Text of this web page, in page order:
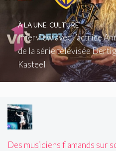
Interview avec l’actrice
de la série télévisée
Kasteel
À LA UNE, CULTURE
Des musiciens flamands sur